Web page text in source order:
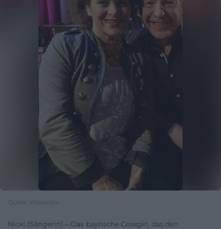
Quelle: Wikipedia
Nicki (Sängerin) – Das bayrische Cowgirl, das den